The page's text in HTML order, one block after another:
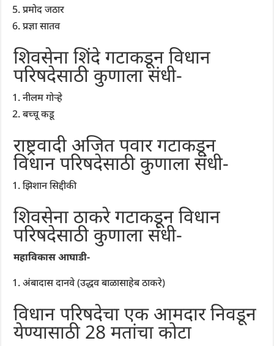
प्रमोद जठार
प्रज्ञा सातव
शिवसेना शिंदे गटाकडून विधान
परिषदेसाठी कुणाला संधी-
नीलम गोऱ्हे
बच्चू कडू
राष्ट्रवादी अजित पवार गटाकडून
विधान परिषदेसाठी कुणाला संधी-
झिशान सिद्दीकी
शिवसेना ठाकरे गटाकडून विधान
परिषदेसाठी कुणाला संधी-
महाविकास आघाडी-
अंबादास दानवे (उद्धव बाळासाहेब ठाकरे)
विधान परिषदेचा एक आमदार निवडून
येण्यासाठी 28 मतांचा कोटा